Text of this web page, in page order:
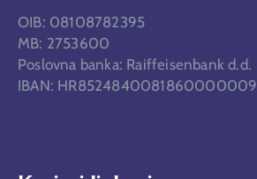
OIB: 08108782395
MB: 2753600
Poslovna banka: Raiffeisenbank d.d.
IBAN: HR8524840081860000009